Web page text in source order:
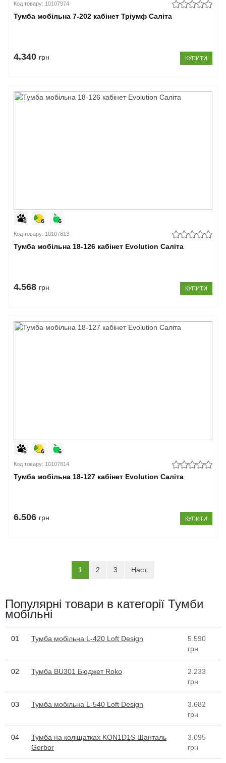
Код товару: 10107974
Тумба мобільна 7-202 кабінет Тріумф Саліта
4.340 грн КУПИТИ
Код товару: 10107813
Тумба мобільна 18-126 кабінет Evolution Саліта
4.568 грн КУПИТИ
Код товару: 10107814
Тумба мобільна 18-127 кабінет Evolution Саліта
6.506 грн КУПИТИ
1 (current)
2 3 Наст.
Популярні товари в категорії Тумби
мобільні
01 Тумба мобільна L-420 Loft Design
5.590
грн
02 Тумба BU301 Бюджет Roko
2.233
грн
03 Тумба мобільна L-540 Loft Design
3.682
грн
04
Тумба на коліщатках KON1D1S Шанталь
Gerbor
3.095
грн